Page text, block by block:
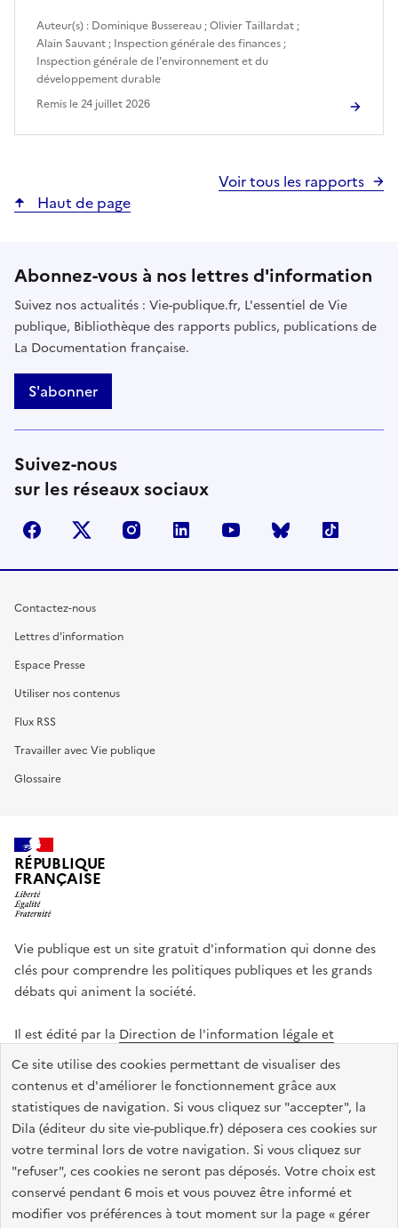
Ce site utilise des cookies permettant de visualiser des
contenus et d'améliorer le fonctionnement grâce aux
statistiques de navigation. Si vous cliquez sur "accepter", la
Dila (éditeur du site vie-publique.fr) déposera ces cookies sur
votre terminal lors de votre navigation. Si vous cliquez sur
"refuser", ces cookies ne seront pas déposés. Votre choix est
conservé pendant 6 mois et vous pouvez être informé et
modifier vos préférences à tout moment sur la page « gérer
Auteur(s) : Dominique Bussereau ;Olivier Taillardat ;
Alain Sauvant ; Inspection générale des finances ;
Inspection générale de l'environnement et du
développement durable
Remis le24 juillet 2026
Voir tous les rapports
Haut de page
Abonnez-vous à nos lettres d'information
Suivez nos actualités : Vie-publique.fr, L'essentiel de Vie
publique, Bibliothèque des rapports publics, publications de
La Documentation française.
S'abonner
Suivez-nous
sur les réseaux sociaux
facebook X (anciennement Twitter)
instagramlinkedin youtube Bluesky
Contactez-nous
Lettres d'information
Espace Presse
Utiliser nos contenus
Flux RSS
Travailler avec Vie publique
Glossaire
RÉPUBLIQUE
FRANÇAISE
Vie publique est un site gratuit d'information qui donne des
clés pour comprendre les politiques publiques et les grands
débats qui animent la société.
Il est édité par la Direction de l'information légale et
administrative
legifrance.gouv.fr info.gouv.fr
data.gouv.fr
service-public.gouv.fr
Accessibilité : totalement conforme Données personnelles